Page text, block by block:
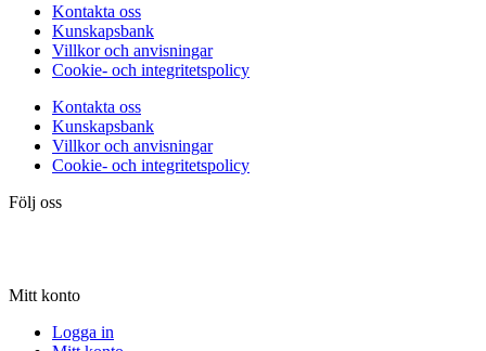
Kontakta oss
Kunskapsbank
Villkor och anvisningar
Cookie- och integritetspolicy
Kontakta oss
Kunskapsbank
Villkor och anvisningar
Cookie- och integritetspolicy
Följ oss
Mitt konto
Logga in